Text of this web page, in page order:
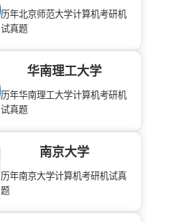
历年北京师范大学计算机考研机
试真题
华南理工大学
历年华南理工大学计算机考研机
试真题
南京大学
历年南京大学计算机考研机试真
题